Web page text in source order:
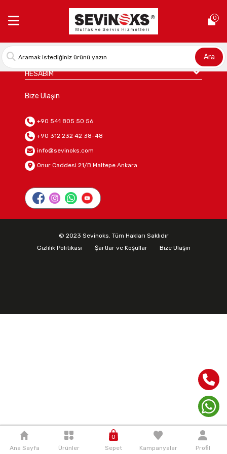
0
Ara
Ana Sayfa Ürünler
0
Sepet
Kampanyalar Profil
DAHA FAZLA
HESABIM
Bize Ulaşın
+90 541 805 50 56
+90 312 232 42 38-48
info@sevinoks.com
Onur Caddesi 21/B Maltepe Ankara
© 2023 Sevinoks. Tüm Hakları Saklıdır
Gizlilik Politikası
Şartlar ve Koşullar Bize Ulaşın